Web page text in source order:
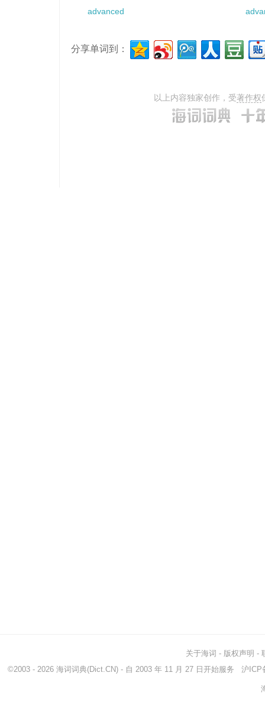
advanced
分享单词到：
以上内容独家创作，受著作权
关于海词 - 版权声明 -
©2003 - 2026 海词词典(Dict.CN) - 自 2003 年 11 月 27 日开始服务 沪ICP